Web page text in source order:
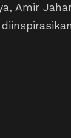
Amir